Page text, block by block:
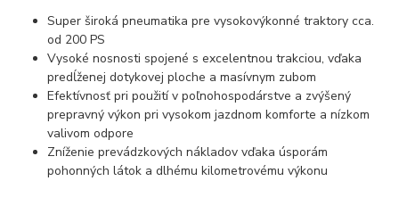
Super široká pneumatika pre vysokovýkonné traktory cca.
od 200 PS
Vysoké nosnosti spojené s excelentnou trakciou, vďaka
predĺženej dotykovej ploche a masívnym zubom
Efektívnosť pri použití v poľnohospodárstve a zvýšený
prepravný výkon pri vysokom jazdnom komforte a nízkom
valivom odpore
Zníženie prevádzkových nákladov vďaka úsporám
pohonných látok a dlhému kilometrovému výkonu